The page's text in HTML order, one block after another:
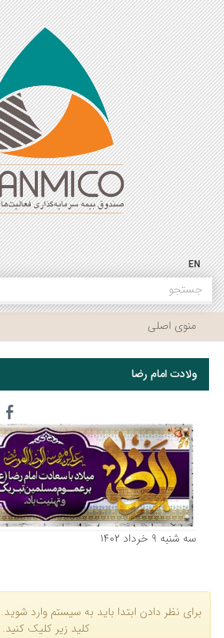
EN
منوی اصلی
ولادت امام رضا
سه شنبه ۹ خرداد ۱۴۰۲
برای نظر دادن ابتدا باید به سیستم وارد
کلید زیر کلیک کنید.